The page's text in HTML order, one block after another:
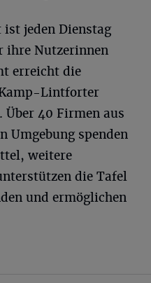
jeden Dienstag
ihre Nutzerinnen
erreicht die
Lintforter
40 Firmen aus
Umgebung spenden
weitere
die Tafel
und ermöglichen